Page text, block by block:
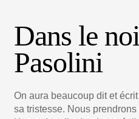
Dans le
Pasolini
On aura beaucoup dit et
sa tristesse. Nous